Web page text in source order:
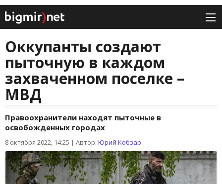
Оккупанты создают
пыточную в каждом
захваченном поселке –
МВД
Правоохранители находят пыточные в
освобожденных городах
8 октября 2022, 14:25 | Автор: Юрий Кобзар